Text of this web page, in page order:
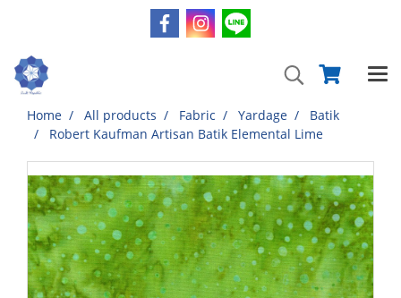
Home All products Fabric Yardage
Batik
Robert Kaufman Artisan Batik Elemental Lime